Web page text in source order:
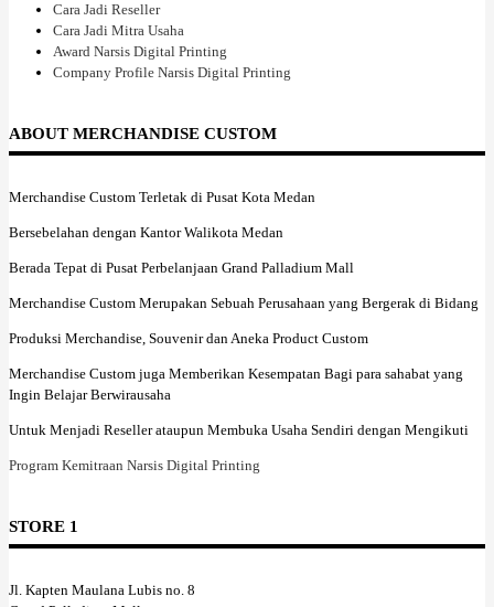
Cara Jadi Reseller
Cara Jadi Mitra Usaha
Award Narsis Digital Printing
Company Profile Narsis Digital Printing
ABOUT MERCHANDISE CUSTOM
Merchandise Custom Terletak di Pusat Kota Medan
Bersebelahan dengan Kantor Walikota Medan
Berada Tepat di Pusat Perbelanjaan Grand Palladium Mall
Merchandise Custom Merupakan Sebuah Perusahaan yang Bergerak di Bidang
Produksi Merchandise, Souvenir dan Aneka Product Custom
Merchandise Custom juga Memberikan Kesempatan Bagi para sahabat yang
Ingin Belajar Berwirausaha
Untuk Menjadi Reseller ataupun Membuka Usaha Sendiri dengan Mengikuti
Program Kemitraan Narsis Digital Printing
STORE 1
Jl. Kapten Maulana Lubis no. 8